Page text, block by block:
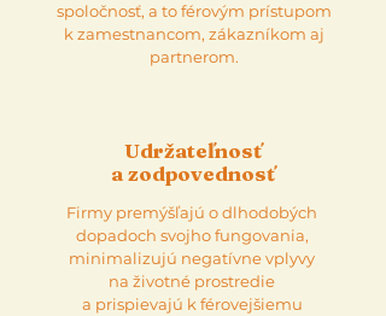
spoločnosť, a to férovým prístupom
k zamestnancom, zákazníkom aj
partnerom.
Udržateľnosť
a zodpovednosť
Firmy premýšľajú o dlhodobých
dopadoch svojho fungovania,
minimalizujú negatívne vplyvy
na životné prostredie
a prispievajú k férovejšiemu